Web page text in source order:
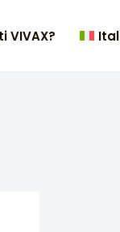
VIVAX?